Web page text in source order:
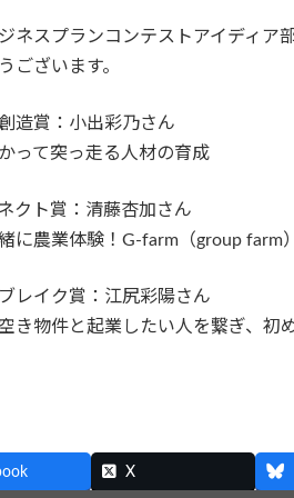
ネスプランコンテストアイディア
ございます。
造賞：小出彩乃さん
って突っ走る人材の育成
クト賞：清藤杏加さん
に農業体験！G-farm（group farm
レイク賞：江尻彩陽さん
き物件と起業したい人を繋ぎ、初
X